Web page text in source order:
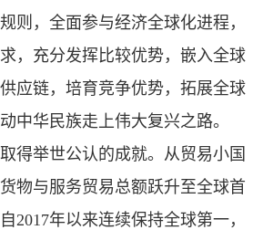
则，全面参与经济全球化进程，
，充分发挥比较优势，嵌入全球
应链，培育竞争优势，拓展全球
中华民族走上伟大复兴之路。
得举世公认的成就。从贸易小国
物与服务贸易总额跃升至全球首
2017年以来连续保持全球第一，